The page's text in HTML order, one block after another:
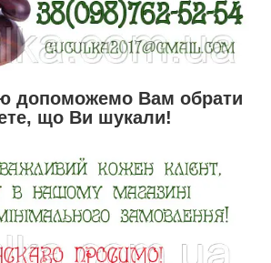
допоможемо Вам обрати
що Ви шукали!